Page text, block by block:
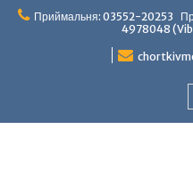
ПерейтиПриймальня: 03552-20253
4978048